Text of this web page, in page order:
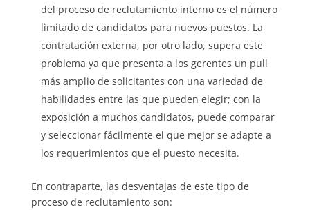
del proceso de reclutamiento interno es el número
limitado de candidatos para nuevos puestos. La
contratación externa, por otro lado, supera este
problema ya que presenta a los gerentes un pull
más amplio de solicitantes con una variedad de
habilidades entre las que pueden elegir; con la
exposición a muchos candidatos, puede comparar
y seleccionar fácilmente el que mejor se adapte a
los requerimientos que el puesto necesita.
En contraparte, las desventajas de este tipo de
proceso de reclutamiento son: